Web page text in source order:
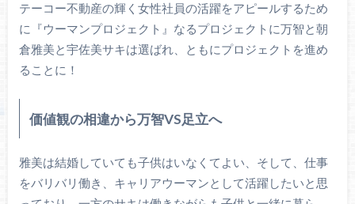
テーコー不動産の輝く女性社員の活躍をアピールするため
に『ウーマンプロジェクト』なるプロジェクトに万智と朝
倉雅美と宇佐美サキは選ばれ、ともにプロジェクトを進め
ることに！
価値観の相違から万智VS足立へ
雅美は結婚していても子供はいなくてよい、そして、仕事
をバリバリ働き、キャリアウーマンとして活躍したいと思